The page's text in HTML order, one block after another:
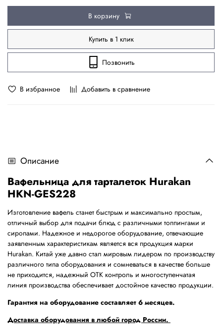
В избранное Добавить в сравнение
В корзину
Купить в 1 клик
Позвонить
Описание
Вафельница для тарталеток Hurakan
HKN-GES228
Изготовление вафель станет быстрым и максимально простым,
отличный выбор для подачи блюд с различными топпингами и
сиропами. Надежное и недорогое оборудование, отвечающие
заявленным характеристикам является вся продукция марки
Hurakan. Китай уже давно стал мировым лидером по производству
различного типа оборудования и сомневаться в качестве больше
не приходится, надежный ОТК контроль и многоступенчатая
линия производства обеспечивает достойное качество продукции.
Гарантия на оборудование составляет 6 месяцев.
Доставка оборудования в любой город России.